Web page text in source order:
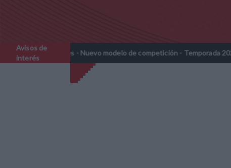
Avisos de
interés
- Nuevo modelo de competición - Temporada 2026-2027 //